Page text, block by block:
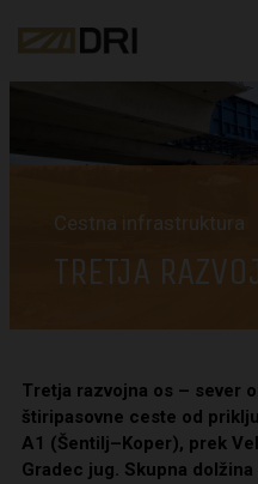
Cestna infrastruktura
TRETJA
Tretja razvojna os – sever
štiripasovne ceste od
A1 (Šentilj–Koper), prek
Gradec jug. Skupna